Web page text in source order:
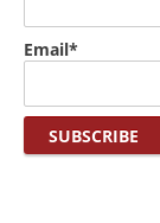
Email*